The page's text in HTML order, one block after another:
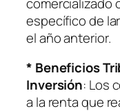
específico de
el año anterior.
* Beneficios
Inversión: Los
a la renta que